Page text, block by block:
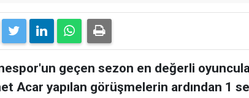
geçen sezon en değerli
Acar yapılan görüşmelerin ardından 1